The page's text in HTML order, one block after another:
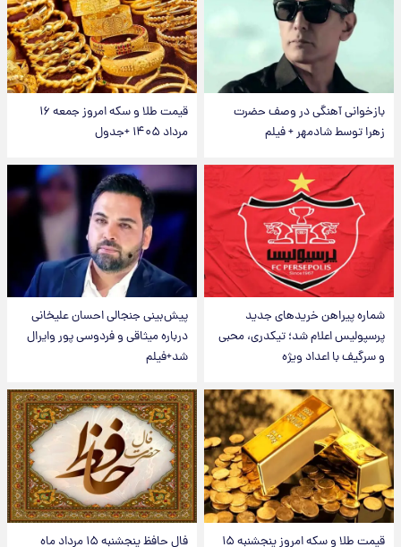
بازخوانی آهنگی در وصف حضرت
زهرا توسط شادمهر + فیلم
قیمت طلا و سکه امروز جمعه ۱۶
مرداد ۱۴۰۵ +جدول
شماره پیراهن خریدهای جدید
پرسپولیس اعلام شد؛ تیکدری، محبی
و سرگیف با اعداد ویژه
پیش‌بینی جنجالی احسان علیخانی
درباره میثاقی و فردوسی پور وایرال
شد+فیلم
قیمت طلا و سکه امروز پنجشنبه ۱۵
فال حافظ پنجشنبه ۱۵ مرداد ماه